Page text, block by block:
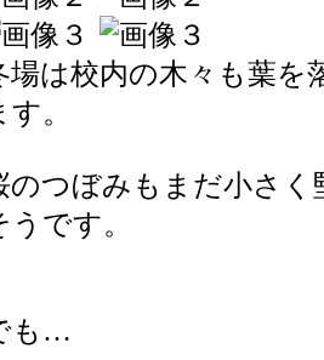
場は校内の木々も葉を
す。
のつぼみもまだ小さ
うです。
も…